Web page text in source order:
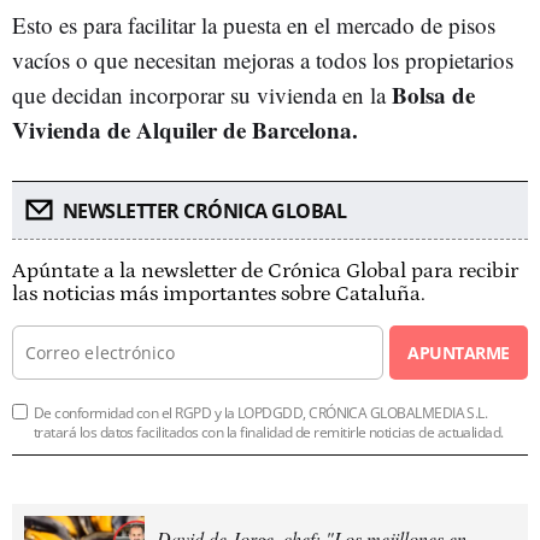
Esto es para facilitar la puesta en el mercado de pisos
vacíos o que necesitan mejoras a todos los propietarios
que decidan incorporar su vivienda en laBolsa de
Vivienda de Alquiler de Barcelona.
NEWSLETTER CRÓNICA GLOBAL
Apúntate a la newsletter de Crónica Global para recibir
las noticias más importantes sobre Cataluña.
APUNTARME
De conformidad con el RGPD y la LOPDGDD, CRÓNICA GLOBALMEDIA S.L.
tratará los datos facilitados con la finalidad de remitirle noticias de actualidad.